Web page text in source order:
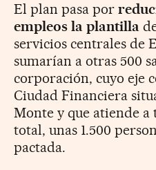
El plan pasa por
empleos la plantilla
servicios centrales de
sumarían a otras 500
corporación, cuyo eje
Ciudad Financiera
Monte y que atiende a
total, unas 1.500
pactada.